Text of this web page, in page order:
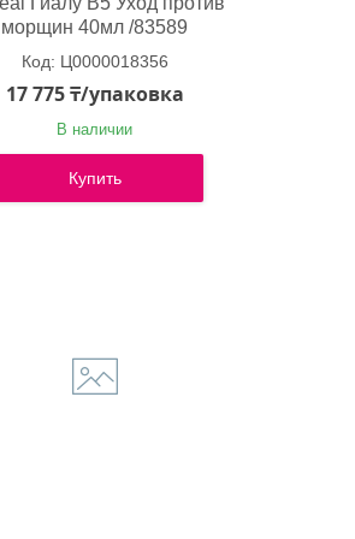
морщин 40мл /83589
Ц0000018356
17 775 ₸/упаковка
В наличии
Купить